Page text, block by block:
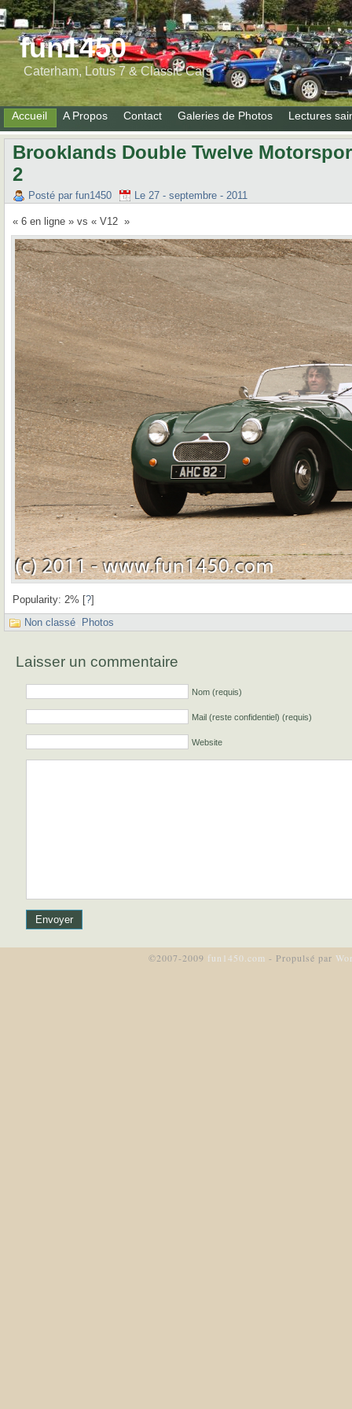
fun1450
Caterham, Lotus 7 & Classic Cars
Accueil A Propos Contact Galeries de Photos Lectures
Brooklands Double Twelve
2
Posté par fun1450 Le 27 - septembre - 2011
« 6 en ligne » vs « V12 »
Popularity: 2% [?]
Non classé
Photos
Laisser un commentaire
Nom (requis)
Mail (reste confidentiel) (requis)
Website
©2007-2009 fun1450.com - Propulsé par